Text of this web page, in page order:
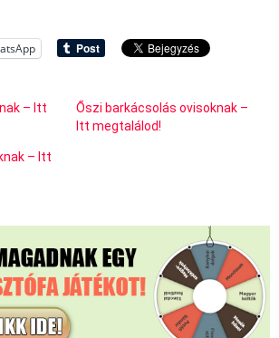
– Itt
Őszi barkácsolás ovisoknak –
Itt megtalálod!
– Itt